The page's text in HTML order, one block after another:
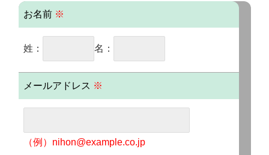
お名前※
姓： 名：
メールアドレス ※
（例）nihon@example.co.jp